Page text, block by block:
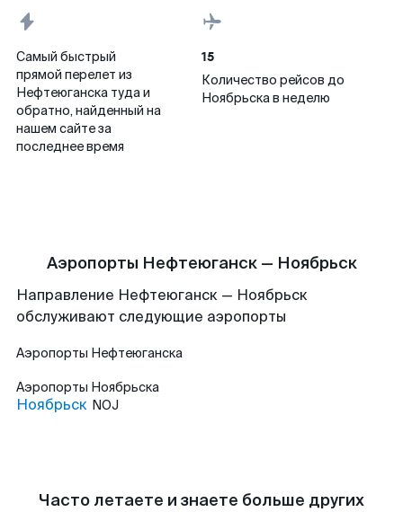
Самый быстрый
прямой перелет из
Нефтеюганска туда и
обратно, найденный на
нашем сайте за
последнее время
15
Количество рейсов до
Ноябрьска в неделю
Аэропорты Нефтеюганск — Ноябрьск
Направление Нефтеюганск — Ноябрьск
обслуживают следующие аэропорты
Аэропорты Нефтеюганска
Аэропорты Ноябрьска
Ноябрьск NOJ
Часто летаете и знаете больше других